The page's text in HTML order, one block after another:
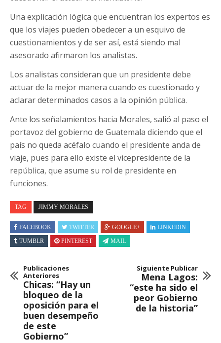
Una explicación lógica que encuentran los expertos es
que los viajes pueden obedecer a un esquivo de
cuestionamientos y de ser así, está siendo mal
asesorado afirmaron los analistas.
Los analistas consideran que un presidente debe
actuar de la mejor manera cuando es cuestionado y
aclarar determinados casos a la opinión pública.
Ante los señalamientos hacia Morales, salió al paso el
portavoz del gobierno de Guatemala diciendo que el
país no queda acéfalo cuando el presidente anda de
viaje, pues para ello existe el vicepresidente de la
república, que asume su rol de presidente en
funciones.
TAG JIMMY MORALES
FACEBOOK TWITTER GOOGLE+
LINKEDIN
TUMBLR
PINTEREST MAIL
Publicaciones
Anteriores
Chicas: “Hay un
bloqueo de la
oposición para el
buen desempeño
de este
Gobierno”
Siguiente Publicar
Mena Lagos:
“este ha sido el
peor Gobierno
de la historia”